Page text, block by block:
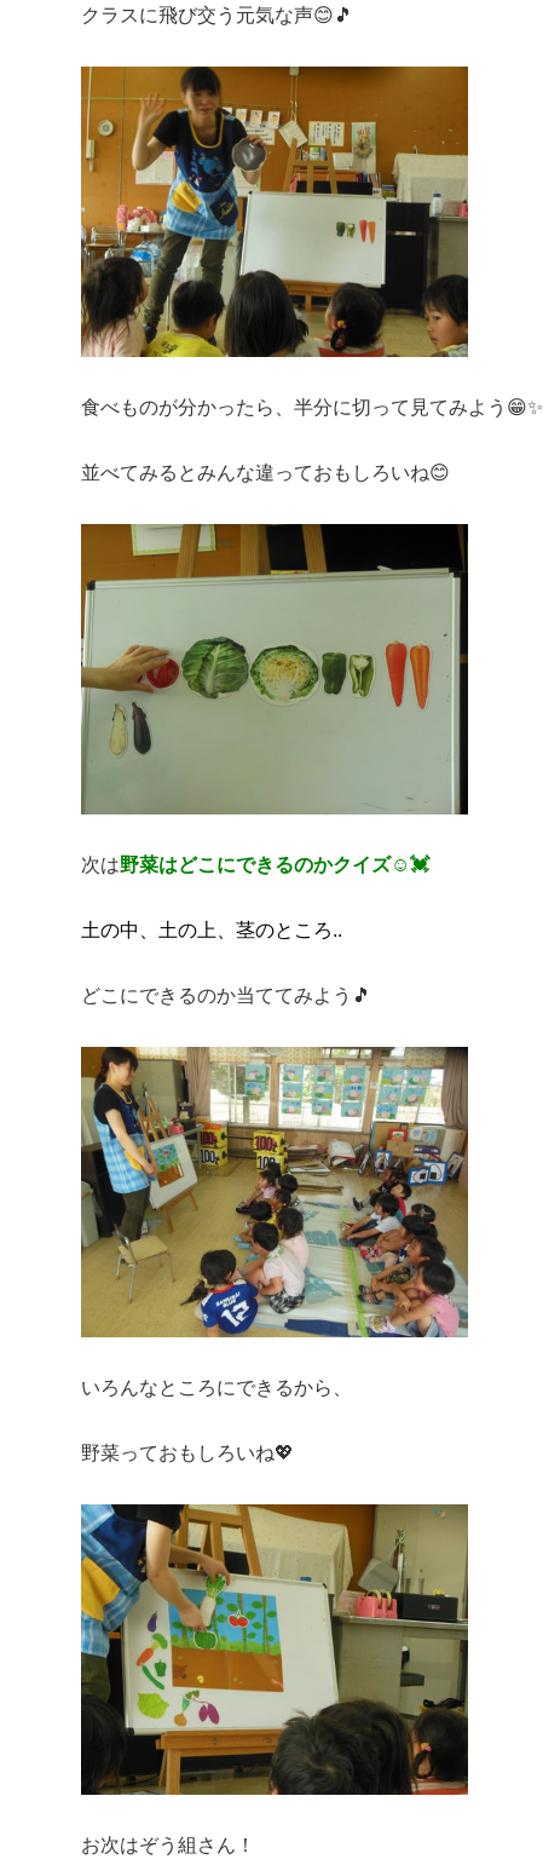
クラスに飛び交う元気な声😊🎵
食べものが分かったら、半分に切って見てみよう😁✨
並べてみるとみんな違っておもしろいね😊
次は野菜はどこにできるのかクイズ☺💓
土の中、土の上、茎のところ..
どこにできるのか当ててみよう🎵
いろんなところにできるから、
野菜っておもしろいね💖
お次はぞう組さん！